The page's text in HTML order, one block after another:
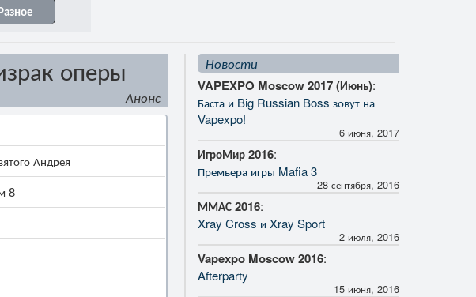
оперы
Анонс
Андрея
8
Новости
VAPEXPO Moscow 2017 (Июнь):
Баста и Big Russian Boss зовут на
Vapexpo!
6 июня, 2017
ИгроМир 2016:
Премьера игры Mafia 3
28 сентября, 2016
ММАС 2016:
Xray Cross и Xray Sport
2 июля, 2016
Vapexpo Moscow 2016:
Afterparty
15 июня, 2016